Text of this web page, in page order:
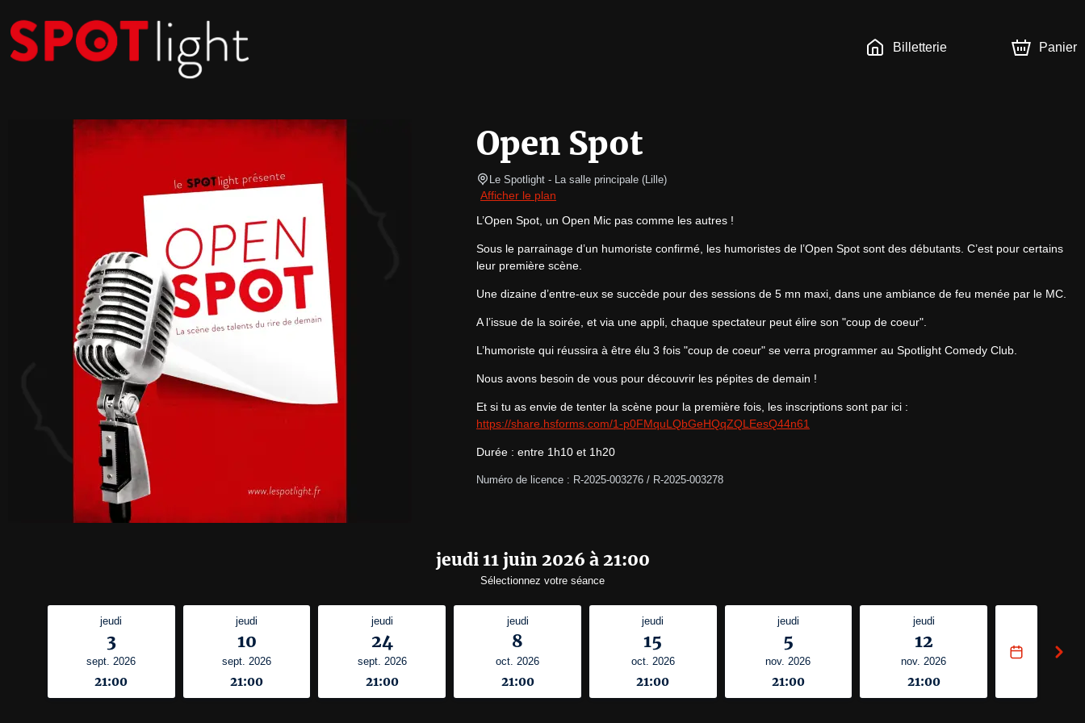
Billetterie Panier
Open Spot
Le Spotlight - La salle principale (Lille)
Afficher le plan
L’Open Spot, un Open Mic pas comme les autres !
Sous le parrainage d’un humoriste confirmé, les humoristes de l’Open Spot sont des débutants. C’est pour certains
leur première scène.
Une dizaine d’entre-eux se succède pour des sessions de 5 mn maxi, dans une ambiance de feu menée par le MC.
A l’issue de la soirée, et via une appli, chaque spectateur peut élire son "coup de coeur".
L’humoriste qui réussira à être élu 3 fois "coup de coeur" se verra programmer au Spotlight Comedy Club.
Nous avons besoin de vous pour découvrir les pépites de demain !
https://share.hsforms.com/1-p0FMquLQbGeHQqZQLEesQ44n61
Durée : entre 1h10 et 1h20
Numéro de licence : R-2025-003276 / R-2025-003278
jeudi 11 juin 2026 à 21:00
Sélectionnez votre séance
jeudi
3
sept. 2026
21:00
jeudi
10
sept. 2026
21:00
jeudi
24
sept. 2026
21:00
jeudi
8
oct. 2026
21:00
jeudi
15
oct. 2026
21:00
jeudi
5
nov. 2026
21:00
jeudi
12
nov. 2026
21:00